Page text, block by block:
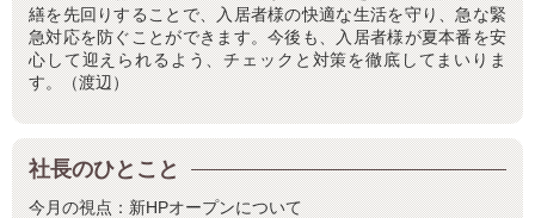
繕を先回りすることで、入居者様の快適な生活を守り、急な緊
急対応を防ぐことができます。今後も、入居者様が夏本番を安
心して迎えられるよう、チェックと対策を徹底してまいりま
す。（渡辺）
社長のひとこと
今月の視点：新HPオープンについて